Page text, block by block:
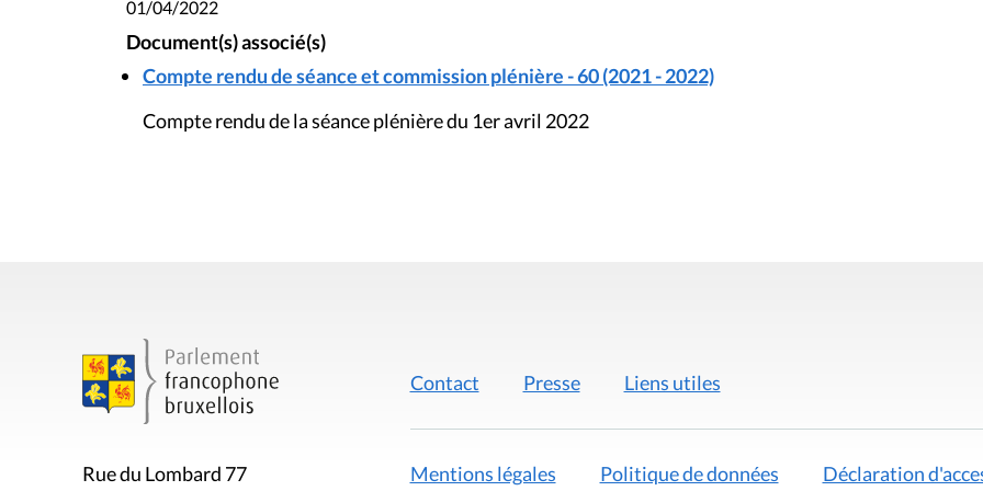
01/04/2022
Document(s) associé(s)
Compte rendu de séance et commission plénière - 60 (2021 - 2022)
Compte rendu de la séance plénière du 1er avril 2022
Rue du Lombard 77
Contact Presse Liens utiles
Mentions légales Politique de données Déclaration